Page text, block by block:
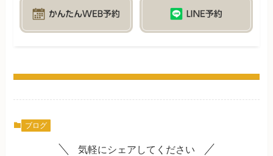
ブログ
気軽にシェアしてください